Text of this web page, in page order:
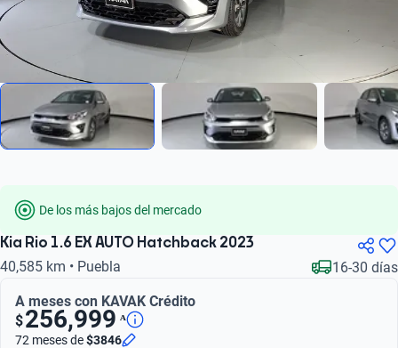
De los más bajos del mercado
Kia Rio 1.6 EX AUTO Hatchback 2023
40,585 km • Puebla 16-30 días
A meses con KAVAK Crédito
$256,999 ᴬ
72 mesesde$3846